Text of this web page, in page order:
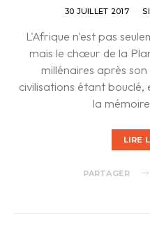
30 JUILLET 2017
L'Afrique n'est pas
mais le chœur de la
millénaires après
civilisations étant
la
LIRE
PARTAGER